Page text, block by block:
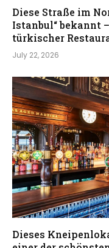
Diese Straße im
Istanbul“ bekannt
türkischer
July 22, 2026
Dieses